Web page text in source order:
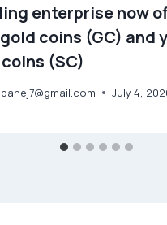
enterprise now
coins (GC) and
(SC)
July 4,